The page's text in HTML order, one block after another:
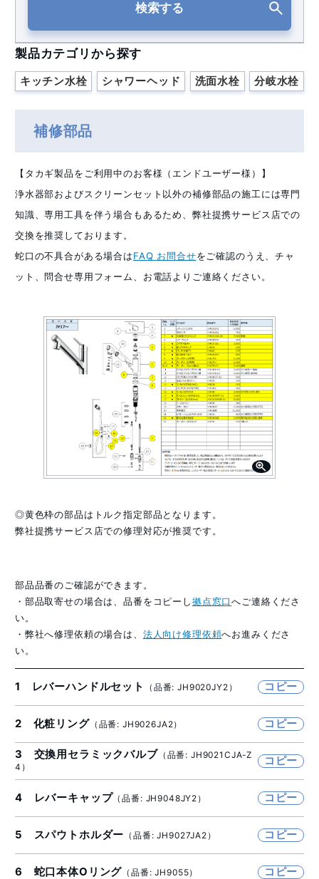
検索する
製品カテゴリから探す
キッチン水栓 シャワーヘッド 洗面水栓 分岐水栓
補修部品
【タカギ製品をご利用中のお客様（エンドユーザー様）】
浄水器部およびスクリーンセット以外の補修部品の施工には専門
知識、専用工具を伴う場合もあるため、弊社提携サービス店での
交換を推奨しております。
蛇口の不具合がある場合はFAQ お問合せをご確認のうえ、チャ
ット、問合せ専用フォーム、お電話よりご連絡ください。
◎黄色枠の部品はトルク指定部品となります。
弊社提携サービス店での修理対応が推奨です。
部品品番のご確認ができます。
・部品取寄せの場合は、品番をコピーし拠点窓口へご連絡くださ
い。
・弊社へ修理依頼の場合は、 法人向け修理依頼へお進みくださ
い。
1 レバーハンドルセット （品番: JH9020JY2） コピー
2 化粧リング（品番: JH9026JA2） コピー
3 交換用セラミックバルブ （品番: JH9021CJA-Z
4）
コピー
4 レバーキャップ（品番: JH9048JY2） コピー
5 スパウトホルダー （品番: JH9027JA2） コピー
6 蛇口本体Oリング （品番: JH9055） コピー